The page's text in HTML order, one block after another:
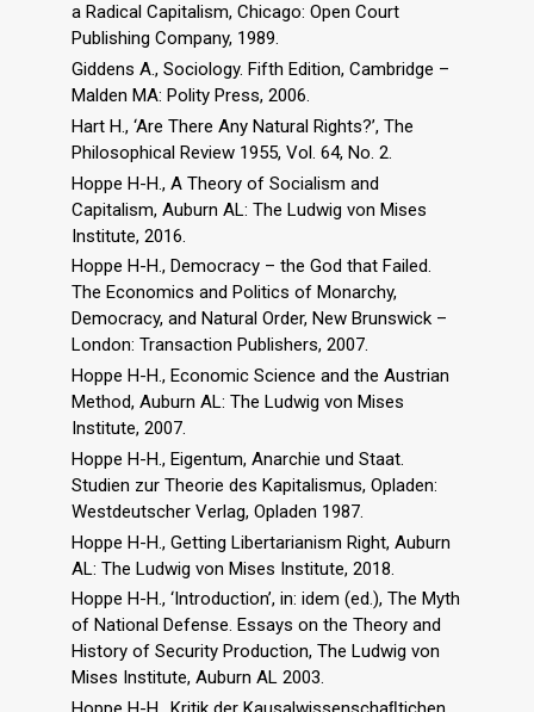
a Radical Capitalism, Chicago: Open Court
Publishing Company, 1989.
Giddens A., Sociology. Fifth Edition, Cambridge –
Malden MA: Polity Press, 2006.
Hart H., ‘Are There Any Natural Rights?’, The
Philosophical Review 1955, Vol. 64, No. 2.
Hoppe H-H., A Theory of Socialism and
Capitalism, Auburn AL: The Ludwig von Mises
Institute, 2016.
Hoppe H-H., Democracy – the God that Failed.
The Economics and Politics of Monarchy,
Democracy, and Natural Order, New Brunswick –
London: Transaction Publishers, 2007.
Hoppe H-H., Economic Science and the Austrian
Method, Auburn AL: The Ludwig von Mises
Institute, 2007.
Hoppe H-H., Eigentum, Anarchie und Staat.
Studien zur Theorie des Kapitalismus, Opladen:
Westdeutscher Verlag, Opladen 1987.
Hoppe H-H., Getting Libertarianism Right, Auburn
AL: The Ludwig von Mises Institute, 2018.
Hoppe H-H., ‘Introduction’, in: idem (ed.), The Myth
of National Defense. Essays on the Theory and
History of Security Production, The Ludwig von
Mises Institute, Auburn AL 2003.